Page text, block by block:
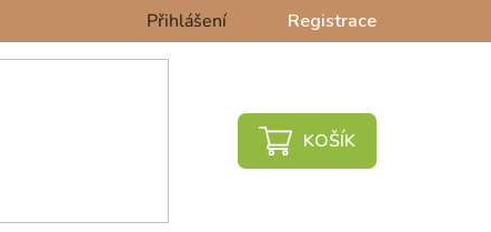
Přihlášení Registrace
NÁKUPNÍ